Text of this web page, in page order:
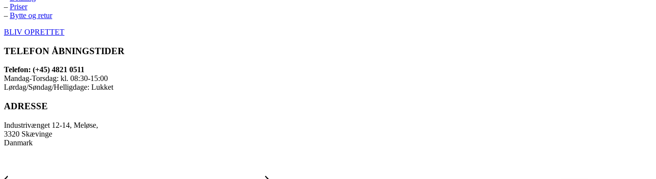
– Priser
– Bytte og retur
BLIV OPRETTET
TELEFON ÅBNINGSTIDER
Telefon: (+45) 4821 0511
Mandag-Torsdag: kl. 08:30-15:00
Lørdag/Søndag/Helligdage: Lukket
ADRESSE
Industrivænget 12-14, Meløse,
3320 Skævinge
Danmark